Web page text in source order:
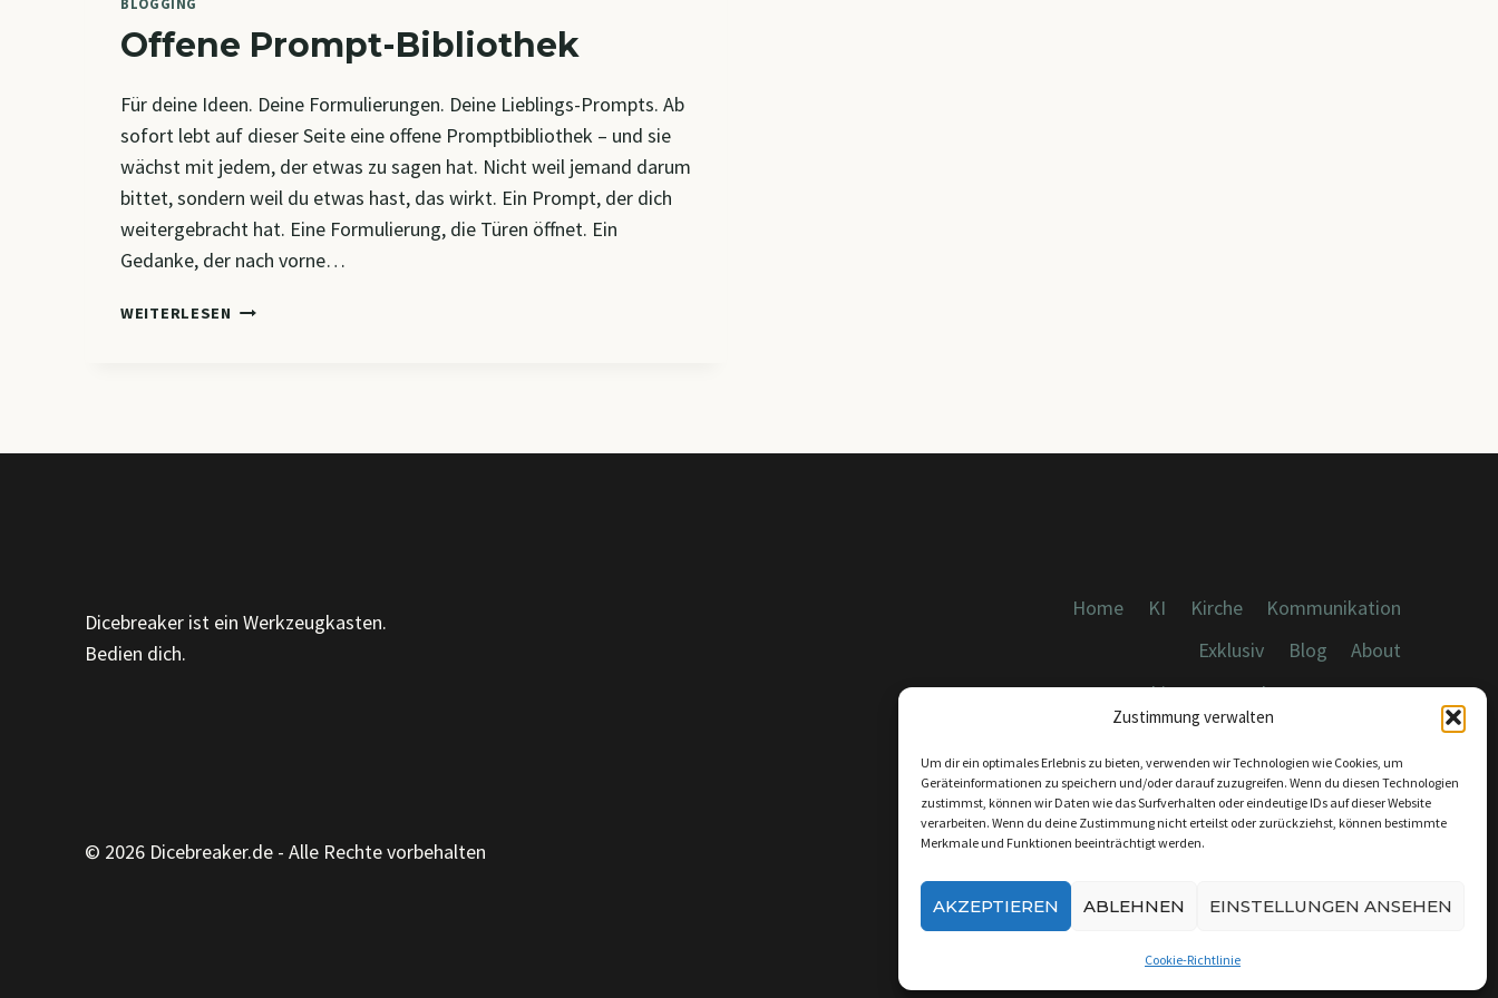
Zustimmung verwalten
Um dir ein optimales Erlebnis zu bieten, verwenden wir Technologien wie Cookies, um
Geräteinformationen zu speichern und/oder darauf zuzugreifen. Wenn du diesen Technologien
zustimmst, können wir Daten wie das Surfverhalten oder eindeutige IDs auf dieser Website
verarbeiten. Wenn du deine Zustimmung nicht erteilst oder zurückziehst, können bestimmte
Merkmale und Funktionen beeinträchtigt werden.
AKZEPTIEREN ABLEHNEN EINSTELLUNGEN ANSEHEN
Cookie-Richtlinie
BLOGGING
Offene Prompt-Bibliothek
Für deine Ideen. Deine Formulierungen. Deine Lieblings-Prompts. Ab
sofort lebt auf dieser Seite eine offene Promptbibliothek – und sie
wächst mit jedem, der etwas zu sagen hat. Nicht weil jemand darum
bittet, sondern weil du etwas hast, das wirkt. Ein Prompt, der dich
weitergebracht hat. Eine Formulierung, die Türen öffnet. Ein
Gedanke, der nach vorne…
WEITERLESEN OFFENE
Dicebreaker ist ein Werkzeugkasten.
Bedien dich.
Home KI Kirche
Kommunikation
Exklusiv
Blog
About
Cookies, Datenschutz, Impressum
© 2026 Dicebreaker.de - Alle Rechte vorbehalten
KONTAKT: